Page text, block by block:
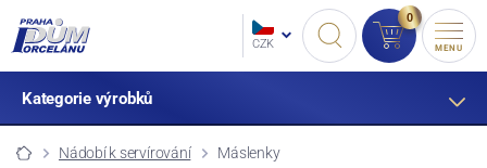
CZK
0
MENU
Kategorie výrobků
Nádobí k servírování Máslenky